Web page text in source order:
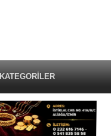
KATEGORİLER